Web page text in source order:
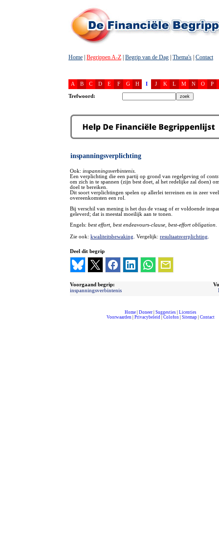
Home Begrippen A-Z Begrip van de Dag Thema's Contact
A B C D E F G H I J K L M N O P
Trefwoord:
inspanningsverplichting
Ook: inspanningsverbintenis
Een verplichting die een partij op grond van regelgeving of
om zich in te spannen (zijn best doet, al het redelijke zal doen)
doel te bereiken.
Dit soort verplichtingen spelen op allerlei terreinen en in zeer veel
overeenkomsten een rol.
Bij verschil van mening is het dus de vraag of er voldoende
geleverd; dat is meestal moeilijk aan te tonen.
Engels: best effort, best endeavours-clause, best-effort obligation
Zie ook: kwaliteitsbewaking . Vergelijk: resultaatsverplichting
Deel dit begrip
Voorgaand begrip:
inspanningsverbintenis
Home| Doneer| Suggesties| Licenties
Voorwaarden| Privacybeleid| Colofon| Sitemap| Contact